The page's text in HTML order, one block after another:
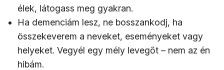
élek, látogass meg gyakran.
Ha demenciám lesz, ne bosszankodj, ha
összekeverem a neveket, eseményeket vagy
helyeket. Vegyél egy mély levegőt – nem az én
hibám.